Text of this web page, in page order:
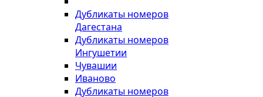
Дубликаты номеров
Дагестана
Дубликаты номеров
Ингушетии
Чувашии
Иваново
Дубликаты номеров